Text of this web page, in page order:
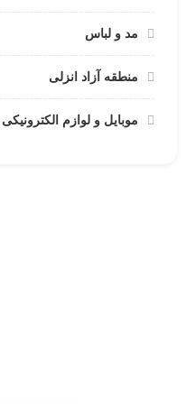
مد و لباس
منطقه آزاد انزلی
موبایل و لوازم الکترونیکی